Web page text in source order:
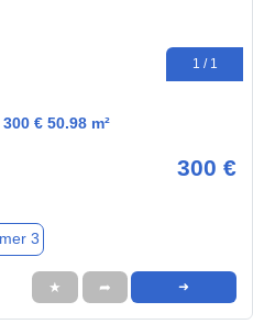
1 / 1
€ 50.98 m²
300 €
3
★ ➦ ➜